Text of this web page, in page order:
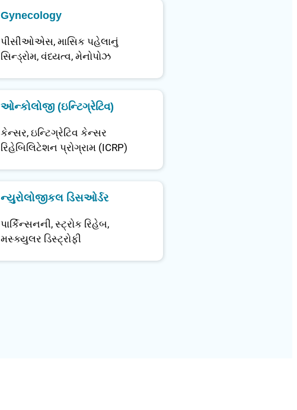
Gynecology
પીસીઓએસ,માસિક પહેલાનું
સિન્ડ્રોમ,વંધ્યત્વ,મેનોપોઝ
ઓન્કોલોજી (ઇન્ટિગ્રેટિવ)
કેન્સર,ઇન્ટિગ્રેટિવ કેન્સર
રિહેબિલિટેશન પ્રોગ્રામ (ICRP)
ન્યુરોલોજીકલ ડિસઓર્ડર
પાર્કિન્સનની,સ્ટ્રોક રિહેબ,
મસ્ક્યુલર ડિસ્ટ્રોફી